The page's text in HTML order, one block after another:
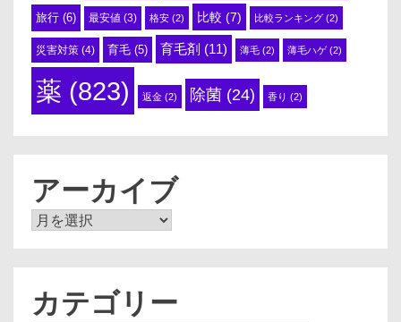
旅行 (6) 最安値 (3) 格安 (2) 比較 (7) 比較ランキング (2)
災害対策 (4) 育毛 (5) 育毛剤 (11) 薄毛 (2) 薄毛ハゲ(2)
薬 (823) 返金 (2) 除菌 (24) 香り (2)
アーカイブ
ア
カテゴリー